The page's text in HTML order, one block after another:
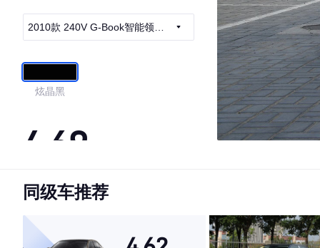
2010款 240V G-Book智能领航
炫晶黑
4.69
·外观表现一般，低于54%同级车
·空间表现较为优秀，优于62%同级车
同级车推荐